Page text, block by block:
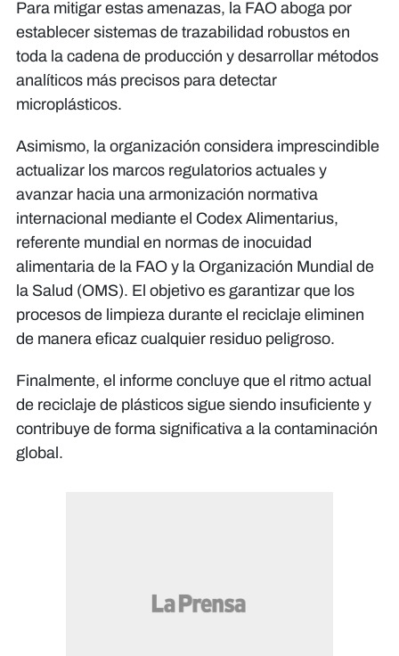
Para mitigar estas amenazas, la FAO aboga por
establecer sistemas de trazabilidad robustos en
toda la cadena de producción y desarrollar métodos
analíticos más precisos para detectar
microplásticos.
Asimismo, la organización considera imprescindible
actualizar los marcos regulatorios actuales y
avanzar hacia una armonización normativa
internacional mediante el Codex Alimentarius,
referente mundial en normas de inocuidad
alimentaria de la FAO y la Organización Mundial de
la Salud (OMS). El objetivo es garantizar que los
procesos de limpieza durante el reciclaje eliminen
de manera eficaz cualquier residuo peligroso.
Finalmente, el informe concluye que el ritmo actual
de reciclaje de plásticos sigue siendo insuficiente y
contribuye de forma significativa a la contaminación
global.